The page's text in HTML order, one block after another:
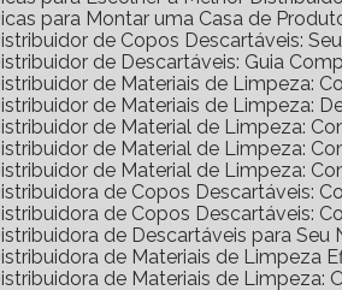
Dicas para Montar uma Casa de
Distribuidor de Copos Descartáveis:
Distribuidor de Descartáveis: Guia
Distribuidor de Materiais de Limpeza:
Distribuidor de Materiais de Limpeza:
Distribuidor de Material de Limpeza:
Distribuidor de Material de Limpeza:
Distribuidor de Material de Limpeza:
Distribuidora de Copos Descartáveis:
Distribuidora de Copos Descartáveis:
Distribuidora de Descartáveis para Seu
Distribuidora de Materiais de Limpeza
Distribuidora de Materiais de